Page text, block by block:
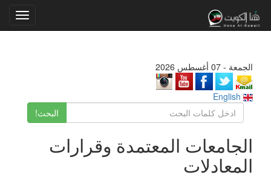
الجمعة - 07 أغسطس 2026
البحث!
الجامعات المعتمدة وقرارات
المعادلات